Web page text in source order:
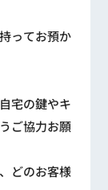
ってお預か
宅の鍵やキ
ご協力お願
どのお客様